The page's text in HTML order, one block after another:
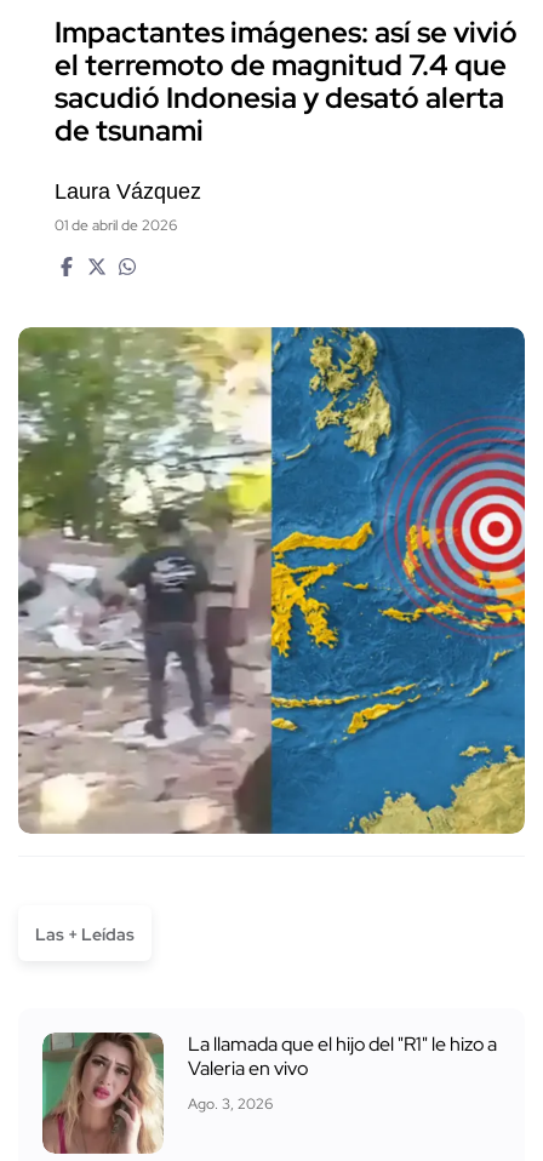
Impactantes imágenes: así se vivió
el terremoto de magnitud 7.4 que
sacudió Indonesia y desató alerta
de tsunami
Laura Vázquez
01 de abril de 2026
Las + Leídas
La llamada que el hijo del "R1" le hizo a
Valeria en vivo
Ago. 3, 2026